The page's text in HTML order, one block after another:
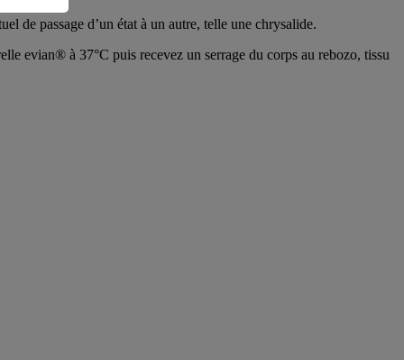
de passage d’un état à un autre, telle une chrysalide.
evian® à 37°C puis recevez un serrage du corps au rebozo, tissu